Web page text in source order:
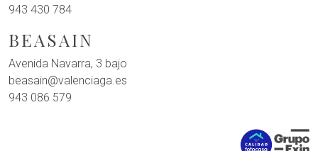
943 430 784
BEASAIN
Avenida Navarra, 3 bajo
beasain@valenciaga.es
943 086 579